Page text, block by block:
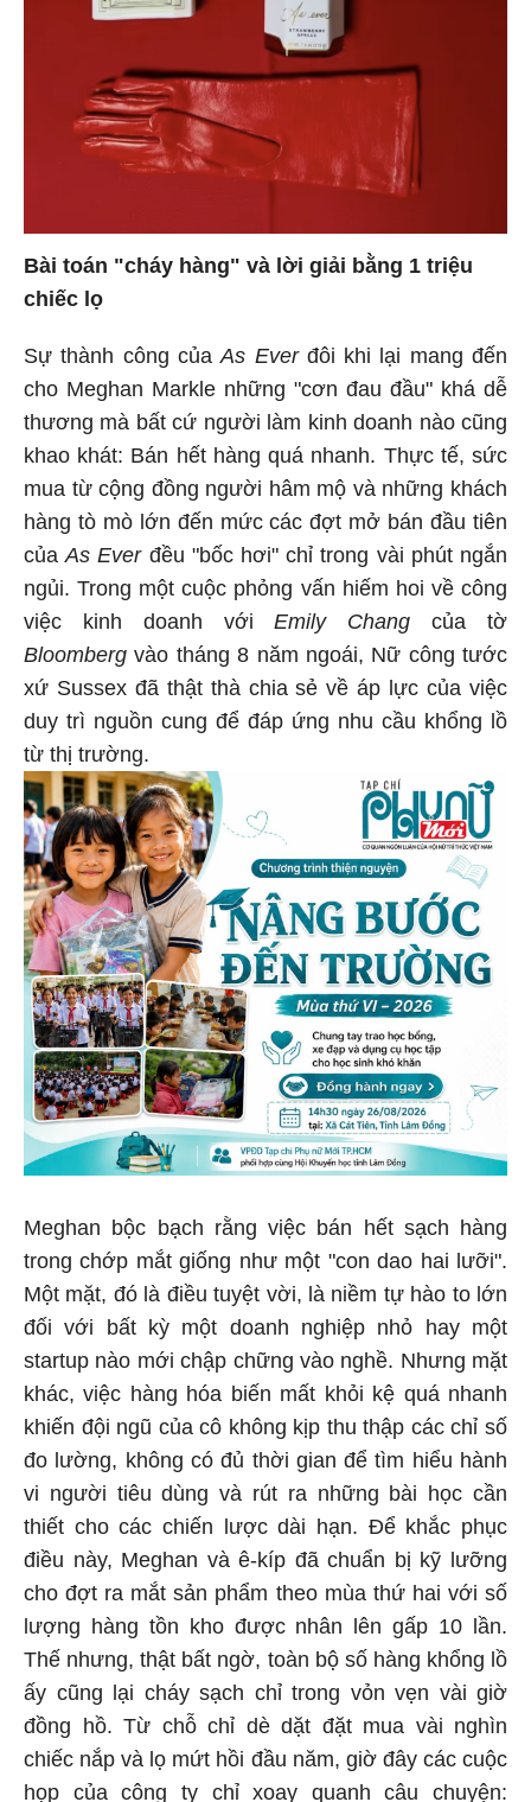
Bài toán "cháy hàng" và lời giải bằng 1 triệu
chiếc lọ
Sự thành công của As Everđôi khi lại mang đến
cho Meghan Markle những "cơn đau đầu" khá dễ
thương mà bất cứ người làm kinh doanh nào cũng
khao khát: Bán hết hàng quá nhanh. Thực tế, sức
mua từ cộng đồng người hâm mộ và những khách
hàng tò mò lớn đến mức các đợt mở bán đầu tiên
của As Everđều "bốc hơi" chỉ trong vài phút ngắn
ngủi. Trong một cuộc phỏng vấn hiếm hoi về công
việc kinh doanh với Emily Chang của tờ
Bloomberg vào tháng 8 năm ngoái, Nữ công tước
xứ Sussex đã thật thà chia sẻ về áp lực của việc
duy trì nguồn cung để đáp ứng nhu cầu khổng lồ
từ thị trường.
Meghan bộc bạch rằng việc bán hết sạch hàng
trong chớp mắt giống như một "con dao hai lưỡi".
Một mặt, đó là điều tuyệt vời, là niềm tự hào to lớn
đối với bất kỳ một doanh nghiệp nhỏ hay một
startup nào mới chập chững vào nghề. Nhưng mặt
khác, việc hàng hóa biến mất khỏi kệ quá nhanh
khiến đội ngũ của cô không kịp thu thập các chỉ số
đo lường, không có đủ thời gian để tìm hiểu hành
vi người tiêu dùng và rút ra những bài học cần
thiết cho các chiến lược dài hạn. Để khắc phục
điều này, Meghan và ê-kíp đã chuẩn bị kỹ lưỡng
cho đợt ra mắt sản phẩm theo mùa thứ hai với số
lượng hàng tồn kho được nhân lên gấp 10 lần.
Thế nhưng, thật bất ngờ, toàn bộ số hàng khổng lồ
ấy cũng lại cháy sạch chỉ trong vỏn vẹn vài giờ
đồng hồ. Từ chỗ chỉ dè dặt đặt mua vài nghìn
chiếc nắp và lọ mứt hồi đầu năm, giờ đây các cuộc
họp của công ty chỉ xoay quanh câu chuyện: